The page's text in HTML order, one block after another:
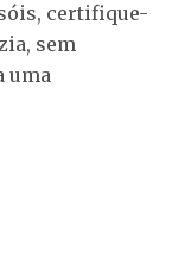
certifique-
sem
uma